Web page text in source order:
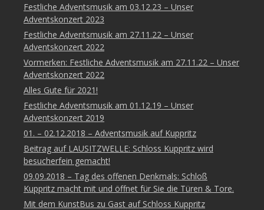
Festliche Adventsmusik am 03.12.23 – Unser
Adventskonzert 2023
Festliche Adventsmusik am 27.11.22 – Unser
Adventskonzert 2022
Vormerken: Festliche Adventsmusik am 27.11.22 – Unser
Adventskonzert 2022
Alles Gute für 2021!
Festliche Adventsmusik am 01.12.19 – Unser
Adventskonzert 2019
01. – 02.12.2018 – Adventsmusik auf Kuppritz
Beitrag auf LAUSITZWELLE: Schloss Kuppritz wird
besucherfein gemacht!
09.09.2018 – Tag des offenen Denkmals: Schloß
Kuppritz macht mit und öffnet für Sie die Türen & Tore.
Mit dem KunstBus zu Gast auf Schloss Kuppritz